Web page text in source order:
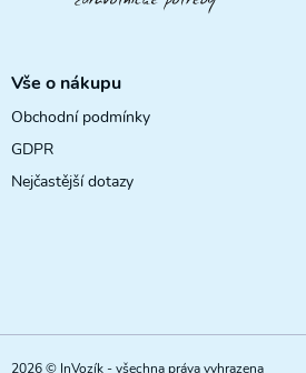
Vše o nákupu
Obchodní podmínky
GDPR
Nejčastější dotazy
2026 © InVozík - všechna práva vyhrazena